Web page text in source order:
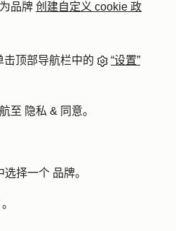
品牌 创建自定义 cookie 政
顶部导航栏中的
“设置”
至 隐私 & 同意。
选择一个 品牌。
。